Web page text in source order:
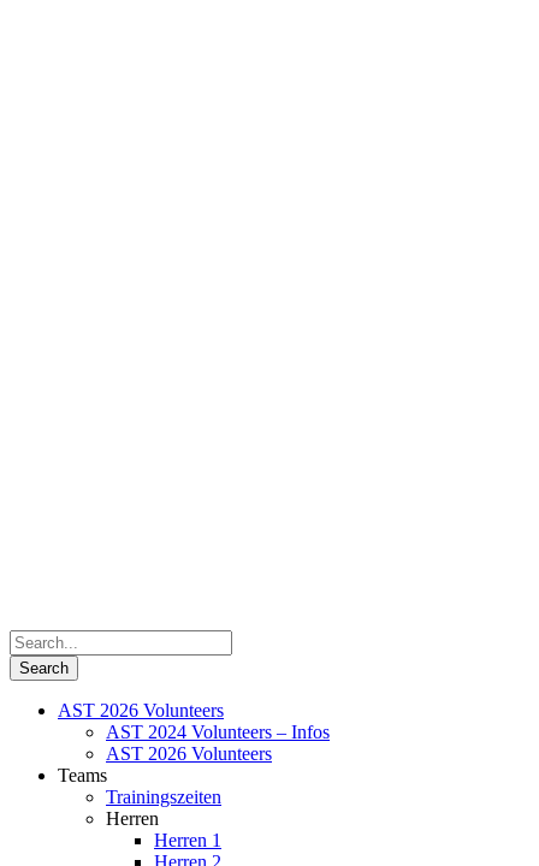
AST 2026 Volunteers
AST 2024 Volunteers – Infos
AST 2026 Volunteers
Teams
Trainingszeiten
Herren
Herren 1
Herren 2